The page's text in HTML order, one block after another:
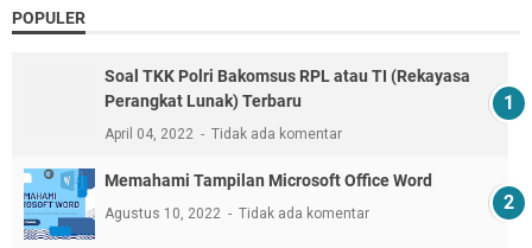
POPULER
Soal TKK Polri Bakomsus RPL atau TI (Rekayasa
Perangkat Lunak) Terbaru
April 04, 2022 Tidak ada komentar
Memahami Tampilan Microsoft Office Word
Agustus 10, 2022 Tidak ada komentar